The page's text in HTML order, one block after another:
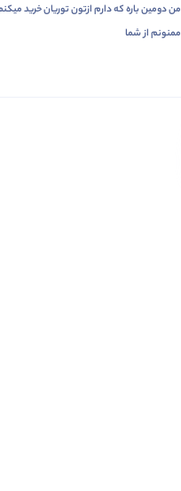
من دومین باره که دارم ازتون توریان خرید
ممنونم از شما